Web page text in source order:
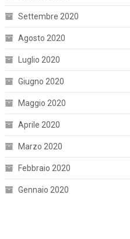
Settembre 2020
Agosto 2020
Luglio 2020
Giugno 2020
Maggio 2020
Aprile 2020
Marzo 2020
Febbraio 2020
Gennaio 2020